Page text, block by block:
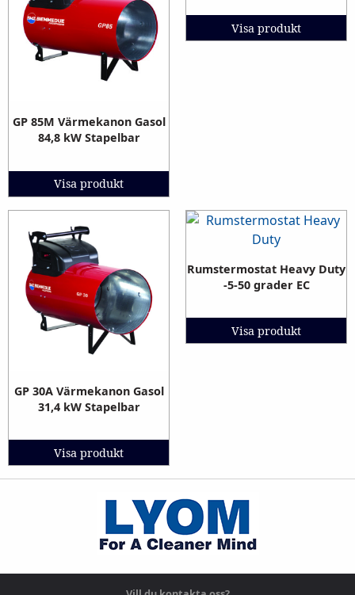
GP 85M Värmekanon Gasol
84,8 kW Stapelbar
Visa produkt
Visa produkt
GP 30A Värmekanon Gasol
31,4 kW Stapelbar
Visa produkt
Rumstermostat Heavy Duty
-5-50 grader EC
Visa produkt